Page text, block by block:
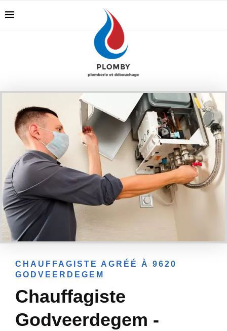
CHAUFFAGISTE AGRÉÉ À 9620
GODVEERDEGEM
Chauffagiste
Godveerdegem -